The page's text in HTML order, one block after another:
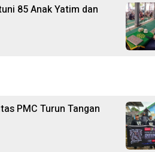
85 Anak Yatim dan
PMC Turun Tangan